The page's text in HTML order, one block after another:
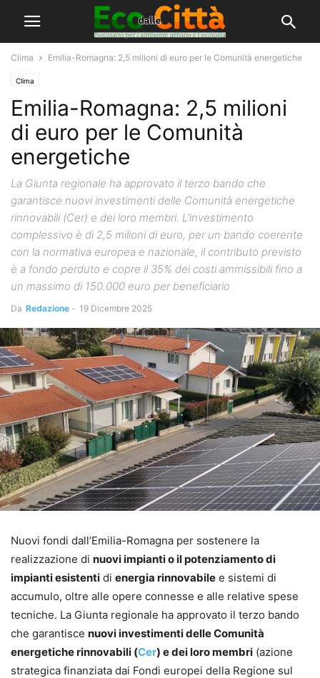
Clima Emilia-Romagna: 2,5 milioni di euro per le Comunità energetiche
Clima
Emilia-Romagna: 2,5 milioni
di euro per le Comunità
energetiche
La Giunta regionale ha approvato il terzo bando che
garantisce nuovi investimenti delle Comunità energetiche
rinnovabili (Cer) e dei loro membri. L'investimento
complessivo è di 2,5 milioni di euro, per un bando coerente
con la normativa europea e nazionale, il contributo previsto
è a fondo perduto e copre il 35% dei costi ammissibili fino a
un massimo di 150.000 euro per beneficiario
Da Redazione - 19 Dicembre 2025
Nuovi fondi dall’Emilia-Romagna per sostenere la
realizzazione di nuovi impianti o il potenziamento di
impianti esistenti di energia rinnovabile e sistemi di
accumulo, oltre alle opere connesse e alle relative spese
tecniche. La Giunta regionale ha approvato il terzo bando
che garantisce nuovi investimenti delle Comunità
energetiche rinnovabili (Cer) e dei loro membri (azione
strategica finanziata dai Fondi europei della Regione sul